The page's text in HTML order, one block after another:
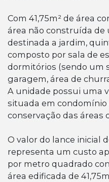
Com 41,75m² de área
área não construída de
destinada a jardim,
composto por sala de
dormitórios (sendo um
garagem, área de
A unidade possui uma
situada em
conservação das áreas
O valor do lance inicial
representa um custo
por metro quadrado
área edificada de